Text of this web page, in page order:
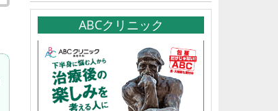
ABCクリニック